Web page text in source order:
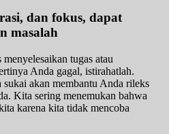
dan fokus, dapat
masalah
tugas atau
Anda gagal, istirahatlah.
akan membantu Anda rileks
Kita sering menemukan bahwa
karena kita tidak mencoba